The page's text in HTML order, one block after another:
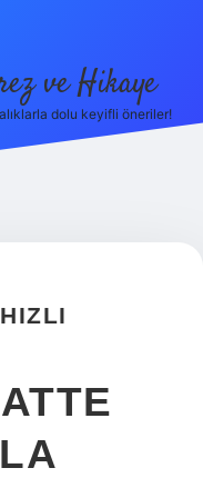
ve Hikaye
dolu keyifli öneriler!